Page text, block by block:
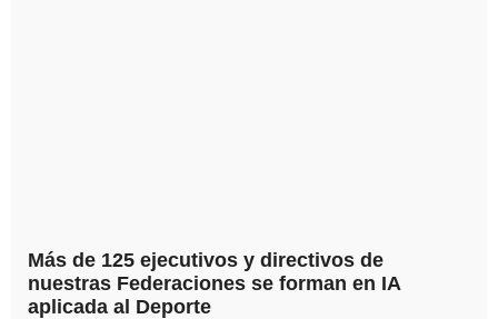
Más de 125 ejecutivos y directivos de
nuestras Federaciones se forman en IA
aplicada al Deporte